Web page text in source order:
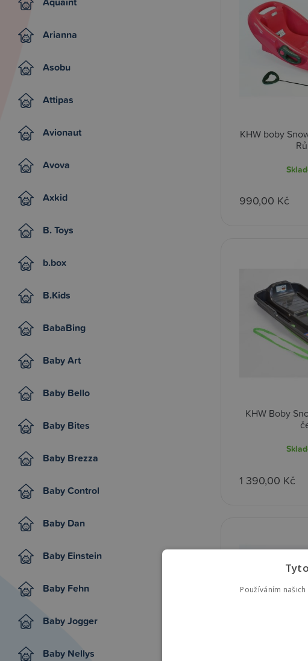
Arianna
Asobu
Attipas
Avionaut
Avova
Axkid
B. Toys
b.box
B.Kids
BabaBing
Baby Art
Baby Bello
Baby Bites
Baby Brezza
Baby Control
Baby Dan
Baby Einstein
Baby Fehn
Baby Jogger
Baby Nellys
KHW boby
990,00 Kč
KHW Boby
1 390,00 Kč
Používáním